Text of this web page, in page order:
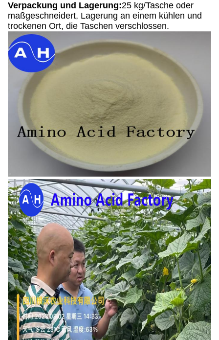
Verpackung und Lagerung:25 kg/Tasche oder
maßgeschneidert, Lagerung an einem kühlen und
trockenen Ort, die Taschen verschlossen.